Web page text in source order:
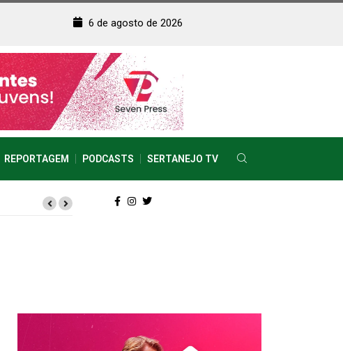
6 de agosto de 2026
REPORTAGEM PODCASTS SERTANEJO TV